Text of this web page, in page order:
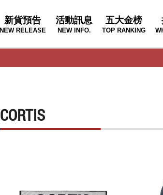
新貨預告
NEW RELEASE
活動訊息
NEW INFO.
五大金榜
TOP RANKING
CORTIS